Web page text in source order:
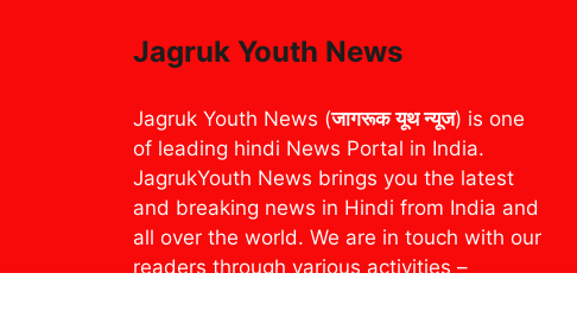
Jagruk Youth News
Jagruk Youth News (जागरूक यूथ न्यूज) is one
of leading hindi News Portal in India.
JagrukYouth News brings you the latest
and breaking news in Hindi from India and
all over the world. We are in touch with our
readers through various activities –